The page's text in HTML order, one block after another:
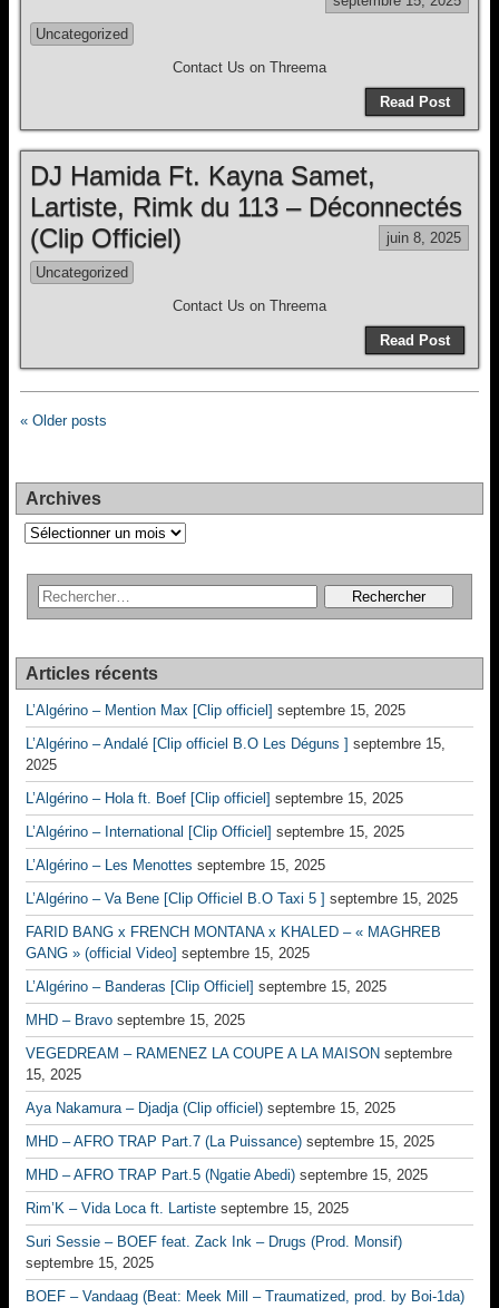
Uncategorized
Contact Us on Threema
Read Post
DJ Hamida Ft. Kayna Samet,
Lartiste, Rimk du 113 – Déconnectés
(Clip Officiel)
juin 8, 2025
Uncategorized
Contact Us on Threema
Read Post
« Older posts
Archives
Archives
Articles récents
L’Algérino – Mention Max [Clip officiel] septembre 15, 2025
L’Algérino – Andalé [Clip officiel B.O Les Déguns ] septembre 15,
2025
L’Algérino – Hola ft. Boef [Clip officiel] septembre 15, 2025
L’Algérino – International [Clip Officiel] septembre 15, 2025
L’Algérino – Les Menottes septembre 15, 2025
L’Algérino – Va Bene [Clip Officiel B.O Taxi 5 ] septembre 15, 2025
FARID BANG x FRENCH MONTANA x KHALED – « MAGHREB
GANG » (official Video] septembre 15, 2025
L’Algérino – Banderas [Clip Officiel] septembre 15, 2025
MHD – Bravo septembre 15, 2025
VEGEDREAM – RAMENEZ LA COUPE A LA MAISON septembre
15, 2025
Aya Nakamura – Djadja (Clip officiel) septembre 15, 2025
MHD – AFRO TRAP Part.7 (La Puissance) septembre 15, 2025
MHD – AFRO TRAP Part.5 (Ngatie Abedi) septembre 15, 2025
Rim’K – Vida Loca ft. Lartiste septembre 15, 2025
Suri Sessie – BOEF feat. Zack Ink – Drugs (Prod. Monsif)
septembre 15, 2025
BOEF – Vandaag (Beat: Meek Mill – Traumatized, prod. by Boi-1da)